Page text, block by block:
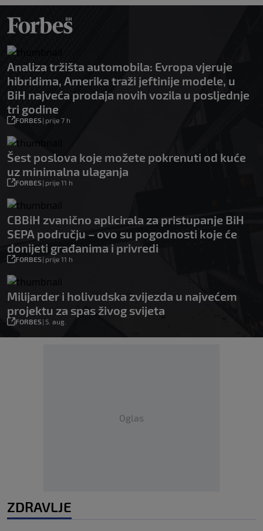
Analiza tržišta automobila: Evropa vjeruje
hibridima, Amerika traži jeftinije modele, u
BiH najveća prodaja novih vozila u posljednje
tri godine
FORBES| prije 7 h
Šest poslova koje možete pokrenuti od kuće
uz minimalna ulaganja
FORBES| prije 11 h
CBBiH zvanično aplicirala za pristupanje BiH
SEPA području – ovo su pogodnosti koje će
donijeti građanima i privredi
FORBES| prije 11 h
Milijarder i holivudska zvijezda u najvećem
projektu za spas živog svijeta
FORBES| 5. aug.
Oglas
ZDRAVLJE